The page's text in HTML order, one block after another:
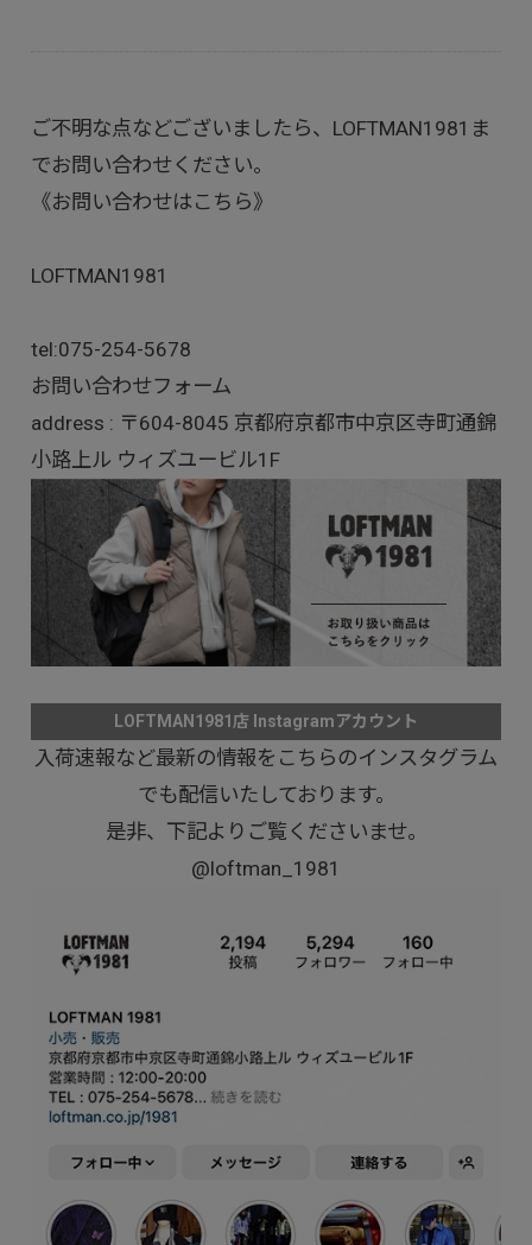
ご不明な点などございましたら、LOFTMAN1981ま
でお問い合わせください。
《お問い合わせはこちら》
LOFTMAN1981
tel:075-254-5678
お問い合わせフォーム
address : 〒604-8045 京都府京都市中京区寺町通錦
小路上ル ウィズユービル1F
LOFTMAN1981店 Instagramアカウント
入荷速報など最新の情報をこちらのインスタグラム
でも配信いたしております。
是非、下記よりご覧くださいませ。
@loftman_1981